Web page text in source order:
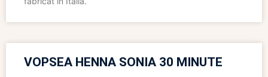
VOPSEA HENNA SONIA 30 MINUTE